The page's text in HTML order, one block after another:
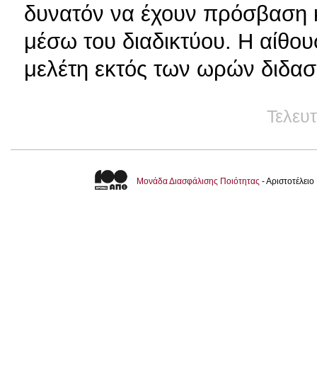
δυνατόν να έχουν πρόσβαση
μέσω του διαδικτύου. Η
μελέτη εκτός των ωρών
Μονάδα Διασφάλισης Ποιότητας -